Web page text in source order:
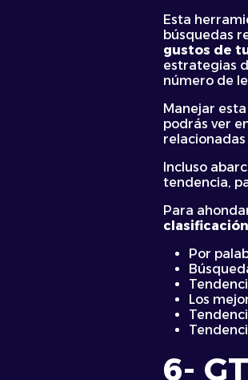
Esta
búsquedas
gustos de
estrategias
número de
Manejar
podrás ver
Incluso
tendencia,
Para
Por
Los
6-